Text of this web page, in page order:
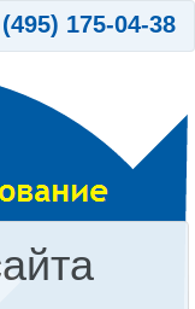
175-04-38